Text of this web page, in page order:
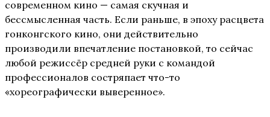
современном кино — самая скучная и
бессмысленная часть. Если раньше, в эпоху расцвета
гонконгского кино, они действительно
производили впечатление постановкой, то сейчас
любой режиссёр средней руки с командой
профессионалов состряпает что-то
«хореографически выверенное».